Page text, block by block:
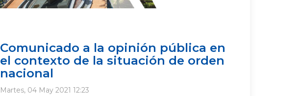
Comunicado a la opinión pública en
el contexto de la situación de orden
nacional
Martes, 04 May 2021 12:23